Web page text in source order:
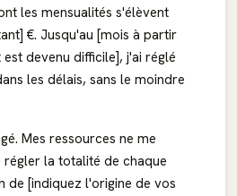
les mensualités s'élèvent
€. Jusqu'au [mois à partir
devenu difficile], j'ai réglé
les délais, sans le moindre
Mes ressources ne me
la totalité de chaque
de [indiquez l'origine de vos